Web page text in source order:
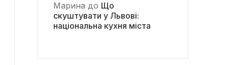
Марина до Що
скуштувати у Львові:
національна кухня міста